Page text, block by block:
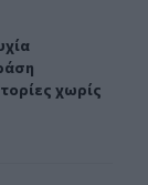
δράση
χωρίς